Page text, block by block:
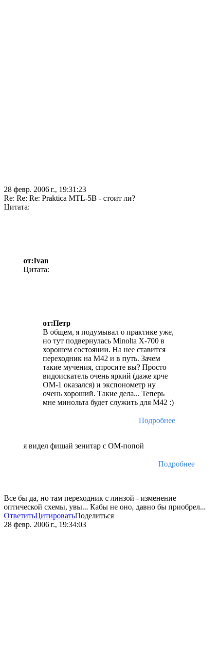
28 февр. 2006 г., 19:31:23
Re: Re: Re: Praktica MTL-5B - стоит ли?
Цитата:
от:Ivan
Цитата:
от:Петр
В общем, я подумывал о практике уже,
но тут подвернулась Minolta X-700 в
хорошем состоянии. На нее ставится
переходник на М42 и в путь. Зачем
такие мучения, спросите вы? Просто
видоискатель очень яркий (даже ярче
ОМ-1 оказался) и экспонометр ну
очень хороший. Такие дела... Теперь
мне минольта будет служить для М42 :)
Подробнее
я видел фишай зенитар с ОМ-попой
Подробнее
Все бы да, но там переходник с линзой - изменение
оптической схемы, увы... Кабы не оно, давно бы приобрел...
ОтветитьЦитироватьПоделиться
28 февр. 2006 г., 19:34:03